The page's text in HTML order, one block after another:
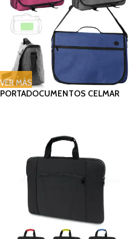
VER MÁS
PORTADOCUMENTOS CELMAR